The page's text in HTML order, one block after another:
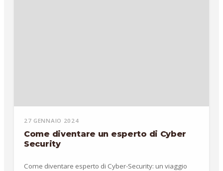
27 GENNAIO 2024
Come diventare un esperto di Cyber
Security
Come diventare esperto di Cyber-Security: un viaggio